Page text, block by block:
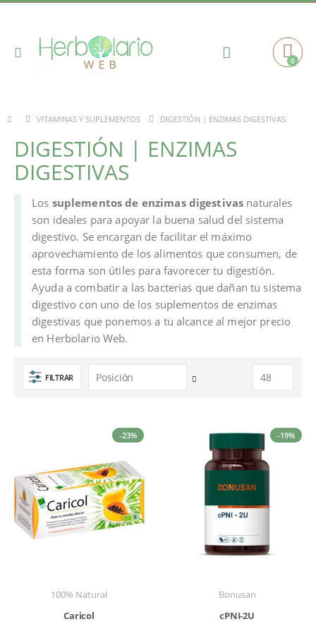
Toggle
Cart0
VITAMINAS Y SUPLEMENTOS DIGESTIÓN | ENZIMAS DIGESTIVAS
DIGESTIÓN | ENZIMAS
DIGESTIVAS
Los suplementos de enzimas digestivas naturales
son ideales para apoyar la buena salud del sistema
digestivo. Se encargan de facilitar el máximo
aprovechamiento de los alimentos que consumen, de
esta forma son útiles para favorecer tu digestión.
Ayuda a combatir a las bacterias que dañan tu sistema
digestivo con uno de los suplementos de enzimas
digestivas que ponemos a tu alcance al mejor precio
en Herbolario Web.
FILTRAR
Fijar
-23%
100% Natural
Caricol
-19%
Bonusan
cPNI-2U